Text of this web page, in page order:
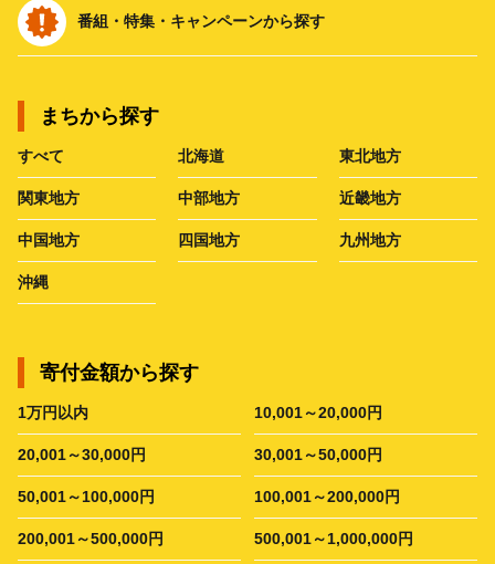
番組・特集・キャンペーンから探す
まちから探す
すべて 北海道 東北地方
関東地方 中部地方 近畿地方
中国地方 四国地方 九州地方
沖縄
寄付金額から探す
1万円以内 10,001～20,000円
20,001～30,000円 30,001～50,000円
50,001～100,000円 100,001～200,000円
200,001～500,000円 500,001～1,000,000円